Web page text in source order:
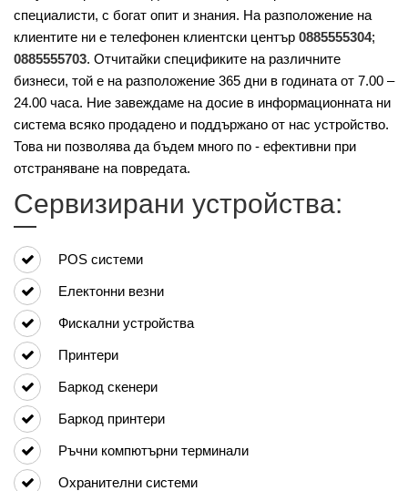
специалисти, с богат опит и знания. На разположение на
клиентите ни е телефонен клиентски център 0885555304;
0885555703. Отчитайки спецификите на различните
бизнеси, той е на разположение 365 дни в годината от 7.00 –
24.00 часа. Ние завеждаме на досие в информационната ни
система всяко продадено и поддържано от нас устройство.
Това ни позволява да бъдем много по - ефективни при
отстраняване на повредата.
Сервизирани устройства:
POS системи
Елeктонни везни
Фискални устройства
Принтери
Баркод скенери
Баркод принтери
Ръчни компютърни терминали
Охранителни системи